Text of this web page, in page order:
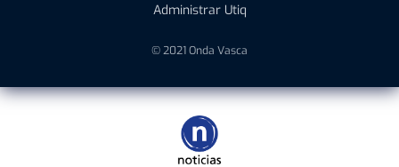
Administrar Utiq
© 2021 Onda Vasca